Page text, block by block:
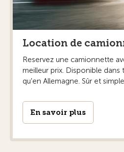
Location de
Reservez une camionnette
meilleur prix. Disponible dans
qu'en Allemagne. Sûr et
En savoir plus